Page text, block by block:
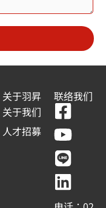
关于羽昇
关于我们
人才招募
联络我们
F
a
c
e
b
o
Y
o
u
t
u
b
L
i
n
e
L
i
n
k
e
d